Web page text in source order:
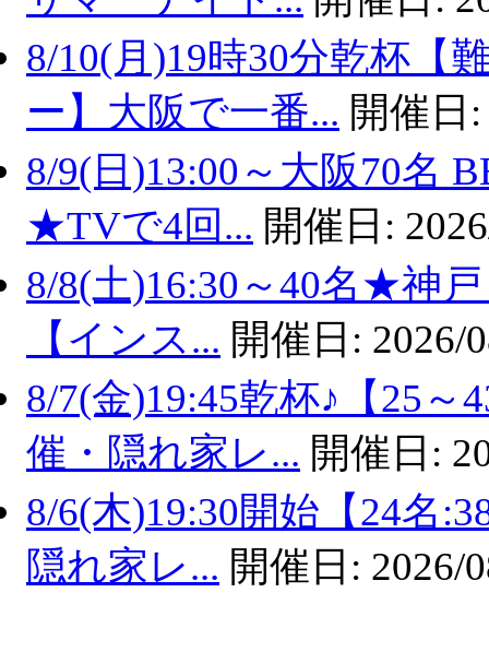
8/10(月)19時30分乾杯【
ー】大阪で一番... 開催日
8/9(日)13:00～大阪70名
★TVで4回... 開催日:
8/8(土)16:30～40名★神
【インス... 開催日: 2026/
8/7(金)19:45乾杯♪【25
催・隠れ家レ... 開催日:
8/6(木)19:30開始【24名
隠れ家レ... 開催日: 2026/